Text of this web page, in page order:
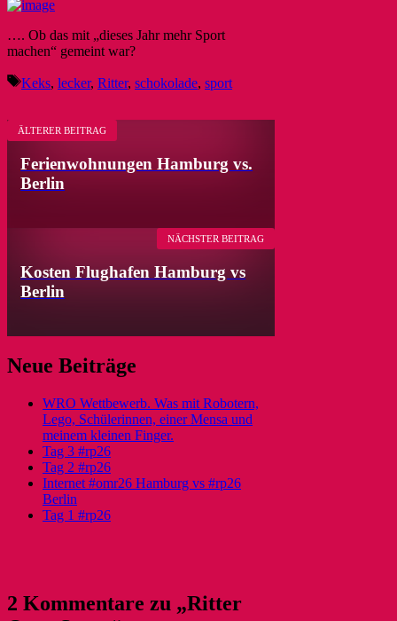
…. Ob das mit „dieses Jahr mehr Sport
machen“ gemeint war?
Schlagwörter
Keks, lecker, Ritter, schokolade, sport
ÄLTERER BEITRAG
Ferienwohnungen Hamburg vs.
Berlin
Kosten Flughafen Hamburg vs
Berlin
NÄCHSTER BEITRAG
Neue Beiträge
WRO Wettbewerb. Was mit Robotern,
Lego, Schülerinnen, einer Mensa und
meinem kleinen Finger.
Tag 3 #rp26
Tag 2 #rp26
Internet #omr26 Hamburg vs #rp26
Berlin
Tag 1 #rp26
2 Kommentare zu „Ritter